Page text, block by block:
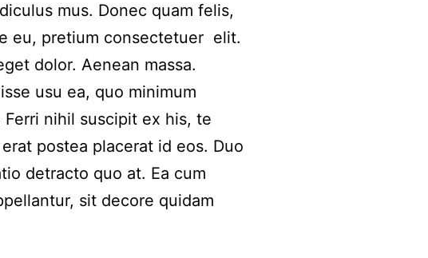
mus. Donec quam felis,
eu, pretium consectetuer elit.
dolor. Aenean massa.
usu ea, quo minimum
nihil suscipit ex his, te
postea placerat id eos. Duo
detracto quo at. Ea cum
sit decore quidam